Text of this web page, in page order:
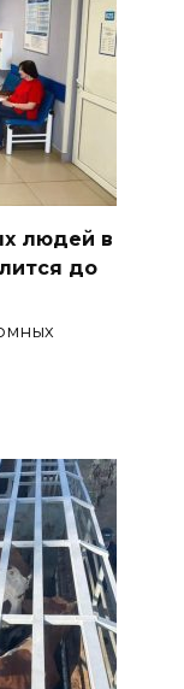
людей в
до